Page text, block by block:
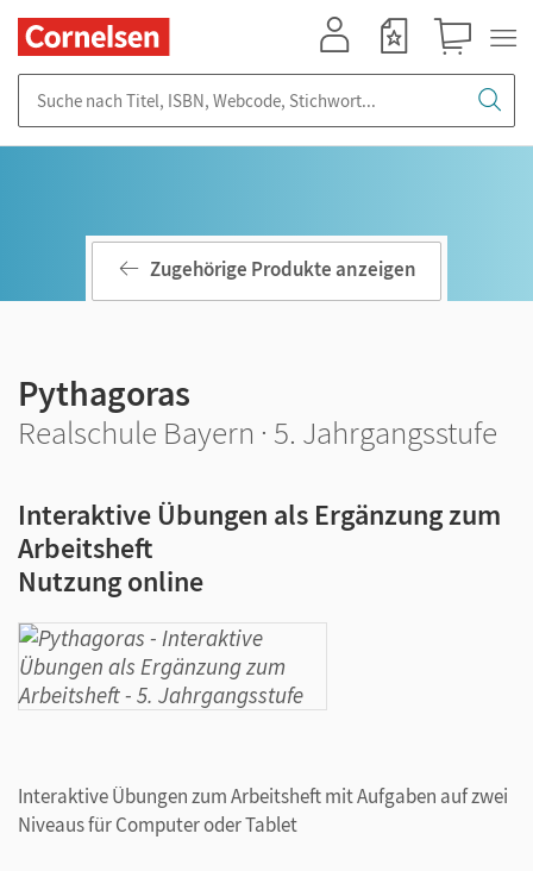
Zugehörige Produkte anzeigen
Pythagoras
Realschule Bayern · 5. Jahrgangsstufe
Interaktive Übungen als Ergänzung zum
Arbeitsheft
Nutzung online
Interaktive Übungen zum Arbeitsheft mit Aufgaben auf zwei
Niveaus für Computer oder Tablet